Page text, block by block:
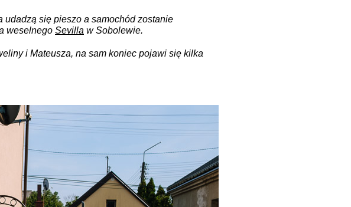
udadzą się pieszo a samochód zostanie
weselnego Sevilla w Sobolewie.
i Mateusza, na sam koniec pojawi się kilka